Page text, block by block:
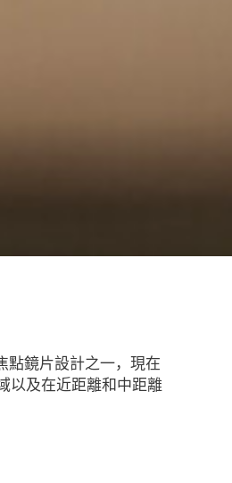
鏡片設計之一，現在
以及在近距離和中距離